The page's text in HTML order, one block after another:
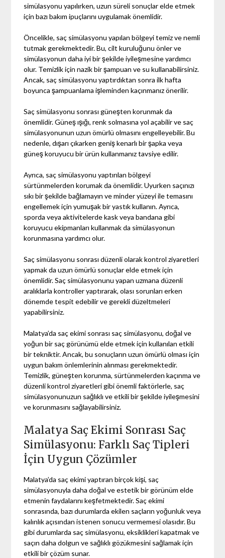
simülasyonu yapılırken, uzun süreli sonuçlar elde etmek
için bazı bakım ipuçlarını uygulamak önemlidir.
Öncelikle, saç simülasyonu yapılan bölgeyi temiz ve nemli
tutmak gerekmektedir. Bu, cilt kuruluğunu önler ve
simülasyonun daha iyi bir şekilde iyileşmesine yardımcı
olur. Temizlik için nazik bir şampuan ve su kullanabilirsiniz.
Ancak, saç simülasyonu yaptırdıktan sonra ilk hafta
boyunca şampuanlama işleminden kaçınmanız önerilir.
Saç simülasyonu sonrası güneşten korunmak da
önemlidir. Güneş ışığı, renk solmasına yol açabilir ve saç
simülasyonunun uzun ömürlü olmasını engelleyebilir. Bu
nedenle, dışarı çıkarken geniş kenarlı bir şapka veya
güneş koruyucu bir ürün kullanmanız tavsiye edilir.
Ayrıca, saç simülasyonu yaptırılan bölgeyi
sürtünmelerden korumak da önemlidir. Uyurken saçınızı
sıkı bir şekilde bağlamayın ve minder yüzeyi ile temasını
engellemek için yumuşak bir yastık kullanın. Ayrıca,
sporda veya aktivitelerde kask veya bandana gibi
koruyucu ekipmanları kullanmak da simülasyonun
korunmasına yardımcı olur.
Saç simülasyonu sonrası düzenli olarak kontrol ziyaretleri
yapmak da uzun ömürlü sonuçlar elde etmek için
önemlidir. Saç simülasyonunu yapan uzmana düzenli
aralıklarla kontroller yaptırarak, olası sorunları erken
dönemde tespit edebilir ve gerekli düzeltmeleri
yapabilirsiniz.
Malatya’da saç ekimi sonrası saç simülasyonu, doğal ve
yoğun bir saç görünümü elde etmek için kullanılan etkili
bir tekniktir. Ancak, bu sonuçların uzun ömürlü olması için
uygun bakım önlemlerinin alınması gerekmektedir.
Temizlik, güneşten korunma, sürtünmelerden kaçınma ve
düzenli kontrol ziyaretleri gibi önemli faktörlerle, saç
simülasyonunuzun sağlıklı ve etkili bir şekilde iyileşmesini
ve korunmasını sağlayabilirsiniz.
Malatya Saç Ekimi Sonrası Saç
Simülasyonu: Farklı Saç Tipleri
İçin Uygun Çözümler
Malatya’da saç ekimi yaptıran birçok kişi, saç
simülasyonuyla daha doğal ve estetik bir görünüm elde
etmenin faydalarını keşfetmektedir. Saç ekimi
sonrasında, bazı durumlarda ekilen saçların yoğunluk veya
kalınlık açısından istenen sonucu vermemesi olasıdır. Bu
gibi durumlarda saç simülasyonu, eksiklikleri kapatmak ve
saçın daha dolgun ve sağlıklı gözükmesini sağlamak için
etkili bir çözüm sunar.